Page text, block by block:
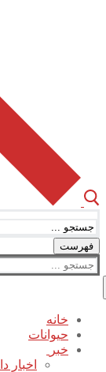
برای:
فهرست
جستجو
برای:
خانه
حیوانات
خبر
اخبار